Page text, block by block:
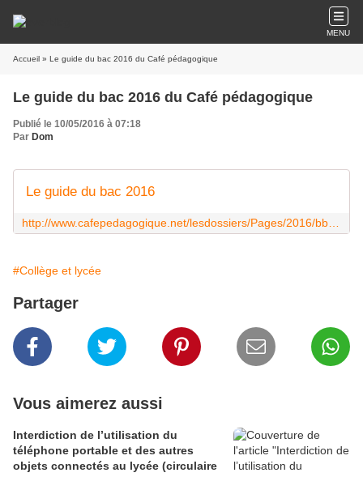
MENU
Accueil » Le guide du bac 2016 du Café pédagogique
Le guide du bac 2016 du Café pédagogique
Publié le 10/05/2016 à 07:18
Par Dom
Le guide du bac 2016
#Collège et lycée
Partager
Vous aimerez aussi
Interdiction de l’utilisation du
téléphone portable et des autres
objets connectés au lycée (circulaire